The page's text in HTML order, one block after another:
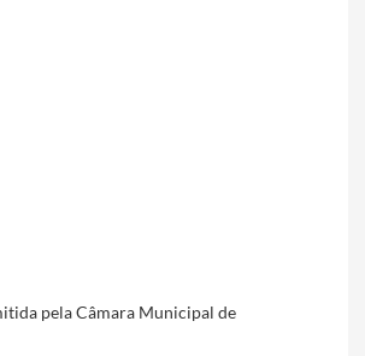
pela Câmara Municipal de